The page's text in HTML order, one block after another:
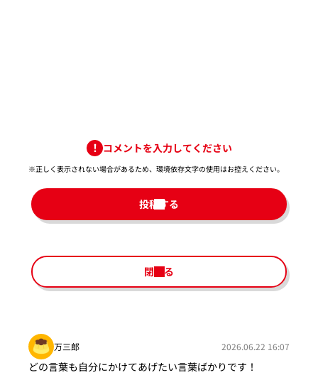
コメントを入力してください
※正しく表示されない場合があるため、環境依存文字の使用はお控えください。​
投稿する
閉じる
万三郎 2026.06.22 16:07
どの言葉も自分にかけてあげたい言葉ばかりです！